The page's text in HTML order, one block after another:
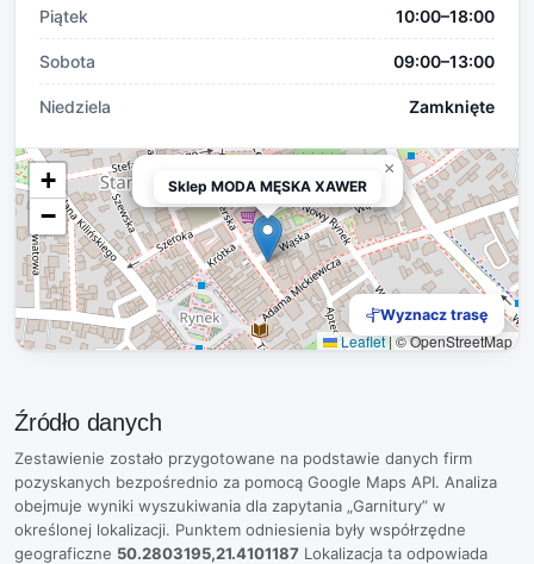
Piątek 10:00–18:00
Sobota 09:00–13:00
Niedziela Zamknięte
Sklep MODA MĘSKA XAWER
×
+
−
Leaflet|© OpenStreetMap
Sklep MODA MĘSKA XAWER
Wyznacz trasę
Źródło danych
Zestawienie zostało przygotowane na podstawie danych firm
pozyskanych bezpośrednio za pomocą Google Maps API. Analiza
obejmuje wyniki wyszukiwania dla zapytania „Garnitury” w
określonej lokalizacji. Punktem odniesienia były współrzędne
geograficzne 50.2803195,21.4101187 Lokalizacja ta odpowiada